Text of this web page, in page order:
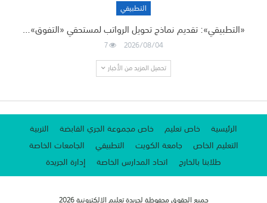
التطبيقي
«التطبيقي»: تقديم نماذج تحويل الرواتب لمستحقي «التفوق»…
2026/08/04
7
تحميل المزيد من الأخبار
الرئيسية خاص تعليم خاص مجموعة الجري القابضة
التربية
التعليم الخاص
جامعة الكويت التطبيقي
الجامعات الخاصة
طلابنا بالخارج
اتحاد المدارس الخاصة إدارة الجريدة